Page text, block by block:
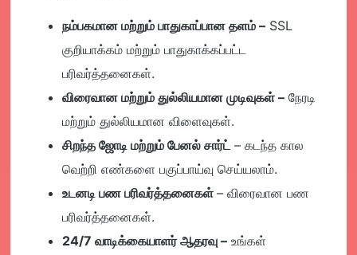
நம்பகமான மற்றும் பாதுகாப்பான தளம் – SSL
குறியாக்கம் மற்றும் பாதுகாக்கப்பட்ட
பரிவர்த்தனைகள்.
விரைவான மற்றும் துல்லியமான முடிவுகள் – நேரடி
மற்றும் துல்லியமான விளைவுகள்.
சிறந்த ஜோடி மற்றும் பேனல் சார்ட் – கடந்த கால
வெற்றி எண்களை பகுப்பாய்வு செய்யலாம்.
உடனடி பண பரிவர்த்தனைகள் – விரைவான பண
பரிவர்த்தனைகள்.
24/7 வாடிக்கையாளர் ஆதரவு – உங்கள்